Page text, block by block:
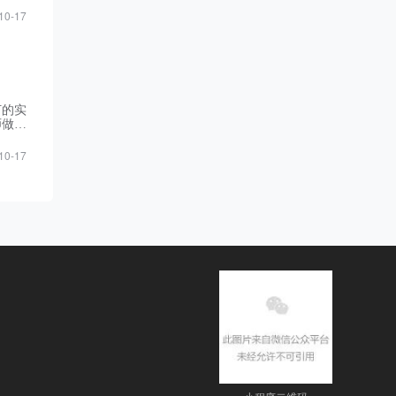
17
实
培
17